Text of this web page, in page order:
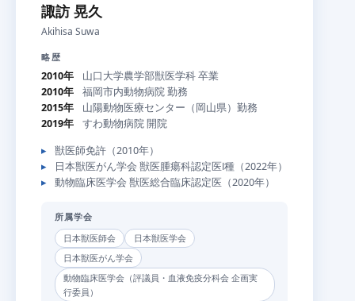
諏訪 晃久
Akihisa Suwa
略歴
2010年
山口大学農学部獣医学科 卒業
2010年
福岡市内動物病院 勤務
2015年
山陽動物医療センター（岡山県）勤務
2019年
すわ動物病院 開院
獣医師免許（2010年）
日本獣医がん学会 獣医腫瘍科認定医Ⅰ種（2022年）
動物臨床医学会 獣医総合臨床認定医（2020年）
所属学会
日本獣医師会
日本獣医学会
日本獣医がん学会
動物臨床医学会（評議員・血液免疫分科会 企画実
行委員）